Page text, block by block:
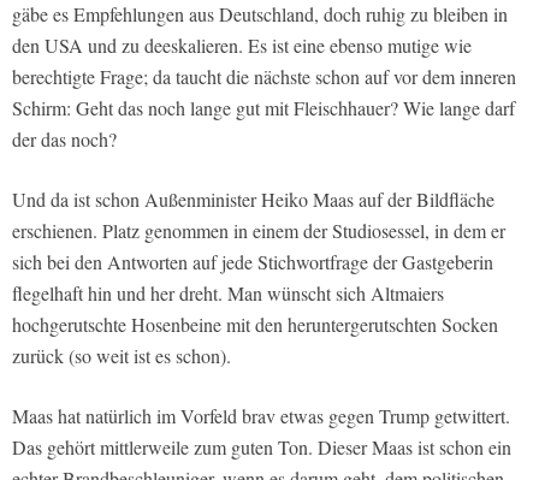
gäbe es Empfehlungen aus Deutschland, doch ruhig zu bleiben in
den USA und zu deeskalieren. Es ist eine ebenso mutige wie
berechtigte Frage; da taucht die nächste schon auf vor dem inneren
Schirm: Geht das noch lange gut mit Fleischhauer? Wie lange darf
der das noch?
Und da ist schon Außenminister Heiko Maas auf der Bildfläche
erschienen. Platz genommen in einem der Studiosessel, in dem er
sich bei den Antworten auf jede Stichwortfrage der Gastgeberin
flegelhaft hin und her dreht. Man wünscht sich Altmaiers
hochgerutschte Hosenbeine mit den heruntergerutschten Socken
zurück (so weit ist es schon).
Maas hat natürlich im Vorfeld brav etwas gegen Trump getwittert.
Das gehört mittlerweile zum guten Ton. Dieser Maas ist schon ein